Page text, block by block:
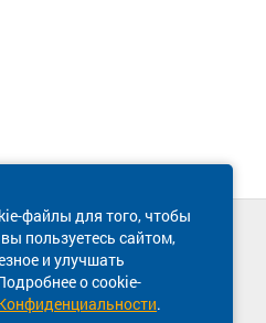
файлы для того, чтобы
пользуетесь сайтом,
и улучшать
о cookie-
.
поддержка сайта
03-38